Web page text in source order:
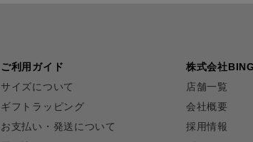
ご利用ガイド
サイズについて
ギフトラッピング
お支払い・発送について
株式会社
店舗一覧
会社概要
採用情報